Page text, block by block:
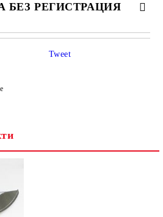
БЕЗ РЕГИСТРАЦИЯ
4 ПОЛЕТА
Tweet